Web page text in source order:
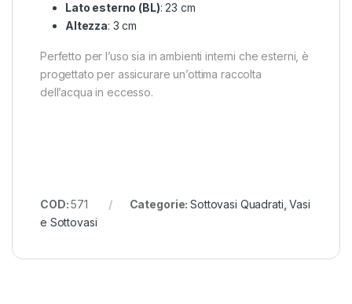
Lato esterno (BL): 23 cm
Altezza: 3 cm
Perfetto per l’uso sia in ambienti interni che esterni, è
progettato per assicurare un’ottima raccolta
dell’acqua in eccesso.
COD:571 Categorie:Sottovasi Quadrati ,Vasi
e Sottovasi